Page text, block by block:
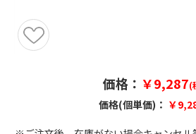
価格： ￥9,287(
価格(個単価)： ￥